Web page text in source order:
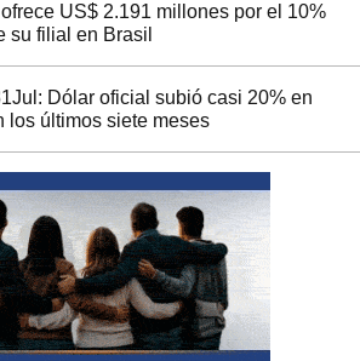
US$ 2.191 millones por el 10%
su filial en Brasil
Dólar oficial subió casi 20% en
los últimos siete meses